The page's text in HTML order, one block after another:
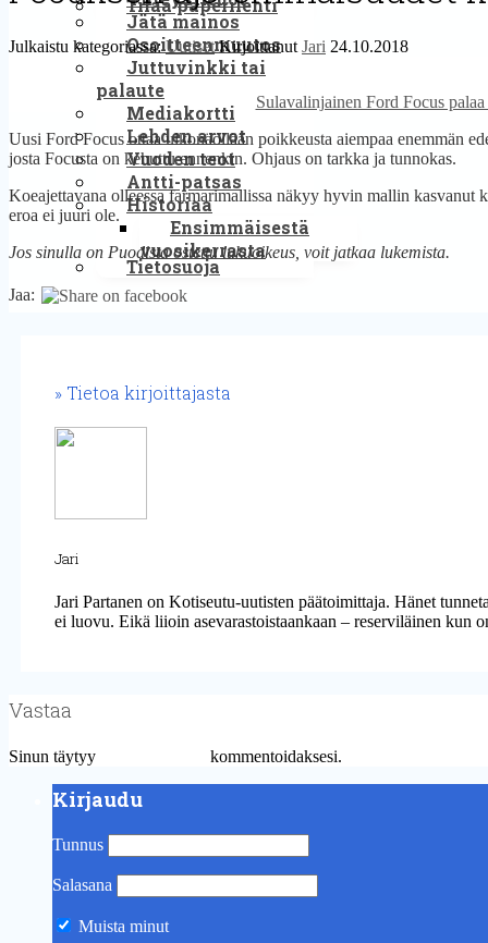
Tilaa paperilehti
Jätä mainos
Osoitteenmuutos
Juttuvinkki tai
palaute
Mediakortti
Lehden arvot
Vuoden teot
Antti-patsas
Historiaa
Ensimmäisestä
vuosikerrasta
Tietosuoja
Julkaistu kategoriassa:UutisetKirjoittanut Jari 24.10.2018
Sulavalinjainen Ford Focus
Uusi Ford Focus ottaa ulkonäöllään poikkeusta aiempaa enemmän
josta Focusta on kehuttu ennenkin. Ohjaus on tarkka ja tunnokas.
Koeajettavana olleessa farmarimallissa näkyy hyvin mallin
eroa ei juuri ole.
Jos sinulla on Puodista ostettu lukuoikeus, voit jatkaa lukemista.
Jaa:
Tietoa kirjoittajasta
Jari
Jari Partanen on Kotiseutu-uutisten päätoimittaja. Hänet
ei luovu. Eikä liioin asevarastoistaankaan – reserviläinen kun
Vastaa
Sinun täytyy kommentoidaksesi.
Kirjaudu
Tunnus
Salasana
Muista minut